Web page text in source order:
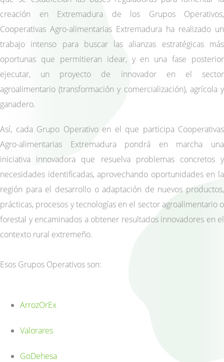
creación en Extremadura de los Grupos Operativos,
Cooperativas Agro-alimentarias Extremadura ha realizado un
trabajo intenso para buscar las alianzas estratégicas más
oportunas que permitieran idear, y en una fase posterior
ejecutar, un proyecto de innovador en el sector
agroalimentario (transformación y comercialización), agrícola y
ganadero.
Así, cada Grupo Operativo en el que participa Cooperativas
Agro-alimentarias Extremadura pondrá en marcha una
iniciativa innovadora que resuelva problemas concretos y
necesidades identificadas, aprovechando oportunidades en la
región para el desarrollo o adaptación de nuevos productos,
prácticas, procesos y tecnologías en el sector agroalimentario o
forestal y encaminados a obtener resultados innovadores en el
contexto rural extremeño.
Esos Grupos Operativos son:
ArrozOrEx
Valorares
GoDehesa